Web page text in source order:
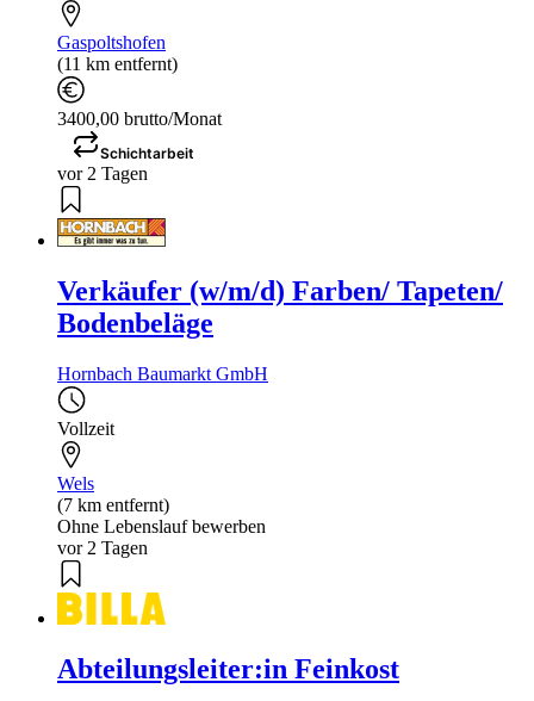
Gaspoltshofen
(11 km entfernt)
3400,00 brutto/Monat
Schichtarbeit
vor 2 Tagen
Verkäufer (w/m/d) Farben/ Tapeten/
Bodenbeläge
Hornbach Baumarkt GmbH
Vollzeit
Wels
(7 km entfernt)
Ohne Lebenslauf bewerben
vor 2 Tagen
Abteilungsleiter:in Feinkost